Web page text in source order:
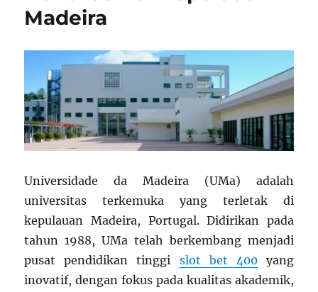
Madeira
Universidade da Madeira (UMa) adalah
universitas terkemuka yang terletak di
kepulauan Madeira, Portugal. Didirikan pada
tahun 1988, UMa telah berkembang menjadi
pusat pendidikan tinggi slot bet 400yang
inovatif, dengan fokus pada kualitas akademik,